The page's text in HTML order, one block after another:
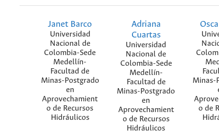
Janet Barco
Universidad
Nacional de
Colombia-Sede
Medellín-
Facultad de
Minas-Postgrado
en
Aprovechamient
o de Recursos
Hidráulicos
Adriana
Cuartas
Universidad
Nacional de
Colombia-Sede
Medellín-
Facultad de
Minas-Postgrado
en
Aprovechamient
o de Recursos
Hidráulicos
Minas-
o de